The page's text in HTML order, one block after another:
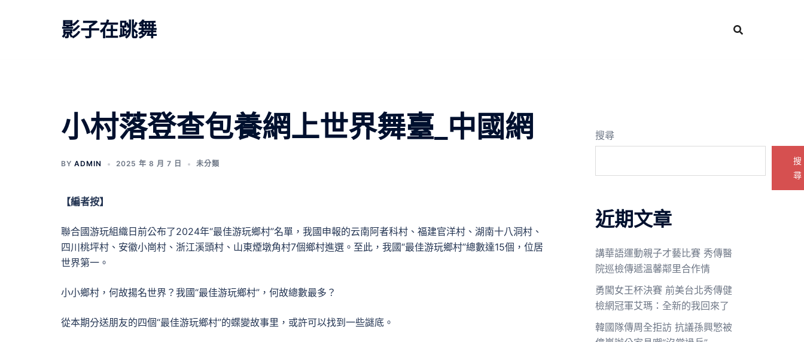
影子在跳舞
小村落登查包養網上世界舞臺_中國網
BY ADMIN 2025 年 8 月 7 日 未分類
【編者按】
聯合國游玩組織日前公布了2024年“最佳游玩鄉村”名單，我國申報的云南阿者科村、福建官洋村、湖南十八洞村、
四川桃坪村、安徽小崗村、浙江溪頭村、山東煙墩角村7個鄉村進選。至此，我國“最佳游玩鄉村”總數達15個，位居
世界第一。
小小鄉村，何故揚名世界？我國“最佳游玩鄉村”，何故總數最多？
從本期分送朋友的四個“最佳游玩鄉村”的蝶變故事里，或許可以找到一些謎底。
搜尋
搜
尋
近期文章
講華語運動親子才藝比賽 秀傳醫
院巡檢傳遞溫馨鄰里合作情
勇闖女王杯決賽 前美台北秀傳健
檢網冠軍艾瑪：全新的我回來了
韓國隊傳周全拒訪 抗議孫興慜被